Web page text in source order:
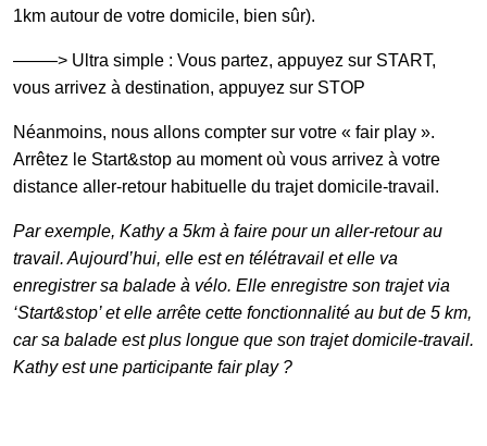
1km autour de votre domicile, bien sûr).
——–> Ultra simple : Vous partez, appuyez sur START,
vous arrivez à destination, appuyez sur STOP
Néanmoins, nous allons compter sur votre « fair play ».
Arrêtez le Start&stop au moment où vous arrivez à votre
distance aller-retour habituelle du trajet domicile-travail.
Par exemple, Kathy a 5km à faire pour un aller-retour au
travail. Aujourd’hui, elle est en télétravail et elle va
enregistrer sa balade à vélo. Elle enregistre son trajet via
‘Start&stop’ et elle arrête cette fonctionnalité au but de 5 km,
car sa balade est plus longue que son trajet domicile-travail.
Kathy est une participante fair play ?